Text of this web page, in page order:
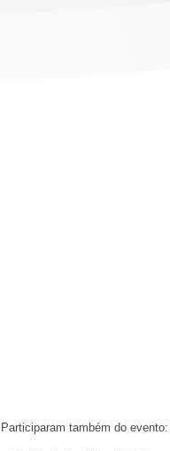
Participaram também do evento: